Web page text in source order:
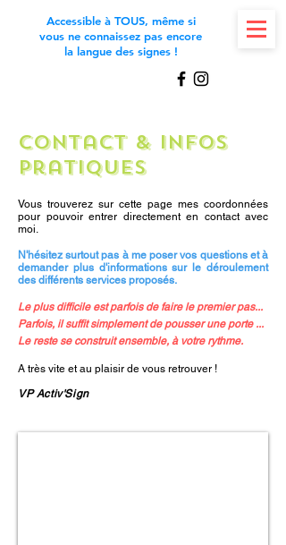
Accessible à TOUS, même si
vous ne connaissez pas encore
la langue des signes !
Contact & Infos
pratiques
Vous trouverez sur cette page mes coordonnées
pour pouvoir entrer directement en contact avec
moi.
N'hésitez surtout pas à me poser vos questions et à
demander plus d'informations sur le déroulement
des différents services proposés.
Le plus difficile est parfois de faire le premier pas...
Parfois, il suffit simplement de pousser une porte ...
Le reste se construit ensemble, à votre rythme.
A très vite et au plaisir de vous retrouver !
VP Activ'Sign